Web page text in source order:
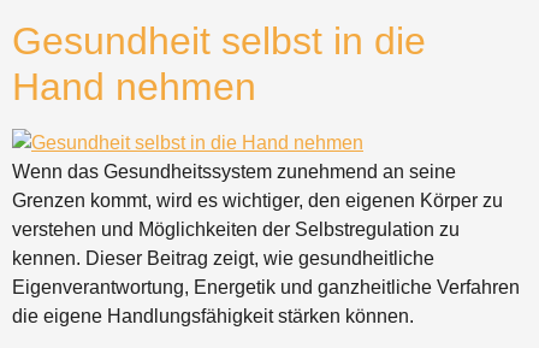
Gesundheit selbst in die
Hand nehmen
Wenn das Gesundheitssystem zunehmend an seine
Grenzen kommt, wird es wichtiger, den eigenen Körper zu
verstehen und Möglichkeiten der Selbstregulation zu
kennen. Dieser Beitrag zeigt, wie gesundheitliche
Eigenverantwortung, Energetik und ganzheitliche Verfahren
die eigene Handlungsfähigkeit stärken können.